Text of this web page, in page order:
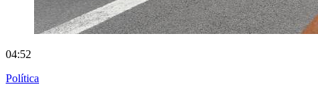
04:52
Política